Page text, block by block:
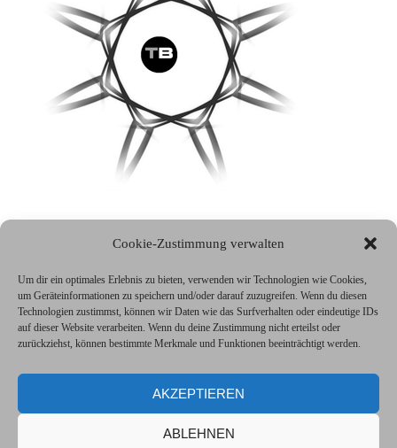
Cookie-Zustimmung verwalten
Um dir ein optimales Erlebnis zu bieten, verwenden wir Technologien wie Cookies,
um Geräteinformationen zu speichern und/oder darauf zuzugreifen. Wenn du diesen
Technologien zustimmst, können wir Daten wie das Surfverhalten oder eindeutige IDs
auf dieser Website verarbeiten. Wenn du deine Zustimmung nicht erteilst oder
zurückziehst, können bestimmte Merkmale und Funktionen beeinträchtigt werden.
AKZEPTIEREN
ABLEHNEN
Impressum
Datenschutzerklärung